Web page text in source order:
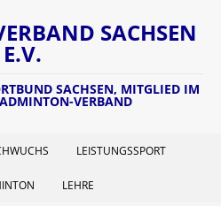
SACHSEN
E.V.
SACHSEN, MITGLIED IM
VERBAND
LEISTUNGSSPORT
LEHRE